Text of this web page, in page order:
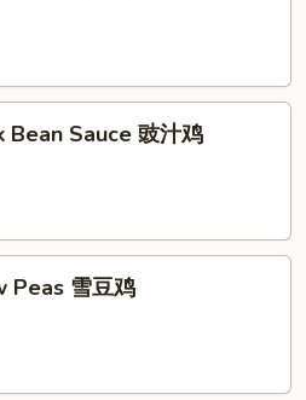
Bean Sauce 豉汁鸡
Peas 雪豆鸡